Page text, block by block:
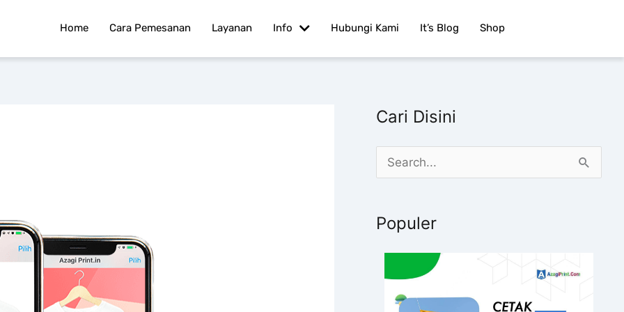
Home Cara Pemesanan Layanan Info Hubungi Kami It’s Blog Shop
Cari Disini
rPopuler